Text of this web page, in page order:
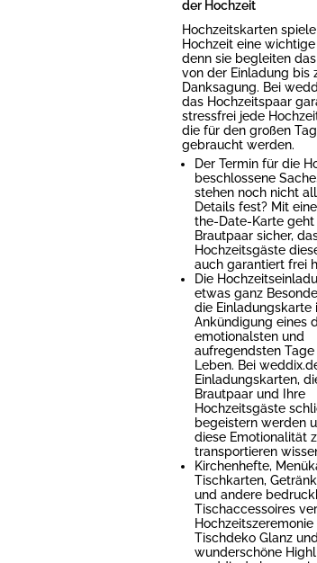
der Hochzeit
Hochzeitskarten
Hochzeit eine wichtige
denn sie begleiten
von der Einladung bis
Danksagung. Bei
das Hochzeitspaar
stressfrei jede
die für den großen Tag
gebraucht werden.
Der Termin für die
beschlossene
stehen noch nicht
Details fest? Mit
the-Date-Karte geht
Brautpaar sicher,
Hochzeitsgäste
auch garantiert frei
Die
etwas ganz
die Einladungskarte
Ankündigung eines
emotionalsten und
aufregendsten
Leben. Bei
Einladungskarten,
Brautpaar und Ihre
Hochzeitsgäste
begeistern werden
diese Emotionalität
transportieren
Kirchenhefte,
Tischkarten,
und andere
Tischaccessoires
Tischdeko Glanz
wunderschöne